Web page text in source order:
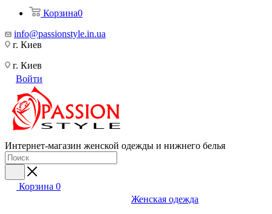
Корзина0
info@passionstyle.in.ua
г. Киев
г. Киев
Войти
Интернет-магазин женской одежды и нижнего белья
Корзина 0
Женская одежда